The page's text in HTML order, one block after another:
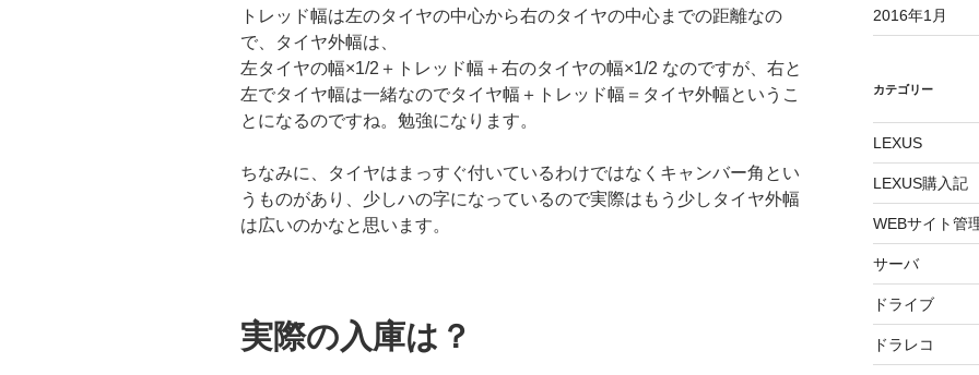
トレッド幅は左のタイヤの中心から右のタイヤの中心までの距離なの
で、タイヤ外幅は、
左タイヤの幅×1/2＋トレッド幅＋右のタイヤの幅×1/2 なのですが、右と
左でタイヤ幅は一緒なのでタイヤ幅＋トレッド幅＝タイヤ外幅というこ
とになるのですね。勉強になります。
ちなみに、タイヤはまっすぐ付いているわけではなくキャンバー角とい
うものがあり、少しハの字になっているので実際はもう少しタイヤ外幅
は広いのかなと思います。
実際の入庫は？
2016年1月
カテゴリー
LEXUS
LEXUS購入記
WEBサイト管
サーバ
ドライブ
ドラレコ